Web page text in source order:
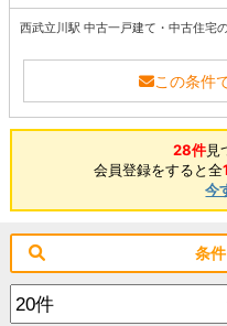
西武立川駅 中古一戸建て・中古住宅
この条件
28件見
会員登録をすると全
今
条